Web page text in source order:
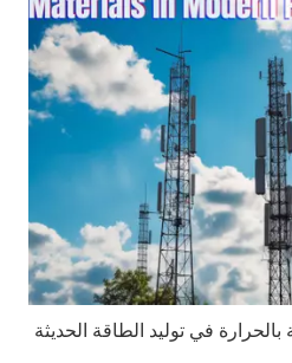
بالحرارة في توليد الطاقة الحديثة